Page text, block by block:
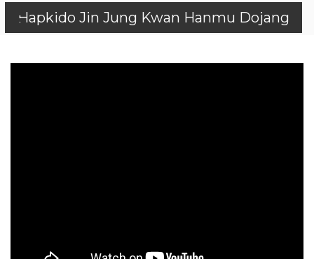
Hapkido Jin Jung Kwan Hanmu Dojang